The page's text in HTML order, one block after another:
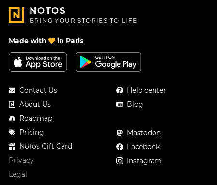
NOTOS
BRING YOUR STORIES TO LIFE
Made with in Paris
Contact Us
About Us
Roadmap
Pricing
Notos Gift Card
Privacy
Legal
Help center
Blog
Mastodon
Facebook
Instagram